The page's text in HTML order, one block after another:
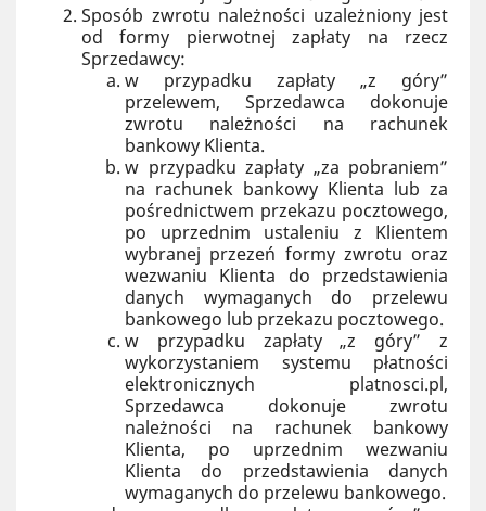
Sposób zwrotu należności uzależniony jest
od formy pierwotnej zapłaty na rzecz
Sprzedawcy:
w przypadku zapłaty „z góry”
przelewem, Sprzedawca dokonuje
zwrotu należności na rachunek
bankowy Klienta.
w przypadku zapłaty „za pobraniem”
na rachunek bankowy Klienta lub za
pośrednictwem przekazu pocztowego,
po uprzednim ustaleniu z Klientem
wybranej przezeń formy zwrotu oraz
wezwaniu Klienta do przedstawienia
danych wymaganych do przelewu
bankowego lub przekazu pocztowego.
w przypadku zapłaty „z góry” z
wykorzystaniem systemu płatności
elektronicznych platnosci.pl,
Sprzedawca dokonuje zwrotu
należności na rachunek bankowy
Klienta, po uprzednim wezwaniu
Klienta do przedstawienia danych
wymaganych do przelewu bankowego.